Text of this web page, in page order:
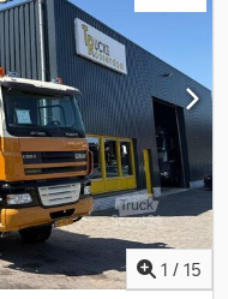
cylindrar: 6 Motorvolym:
axelbelastning: 9 000
kg Bakaxel 1: Max
11 500 kg
27 020 kg Totalvikt: 41
Besiktning (APK): giltig
BV-RF-67
1 / 15